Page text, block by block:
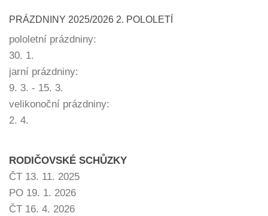
PRÁZDNINY 2025/2026 2. POLOLETÍ
pololetní prázdniny:
30. 1.
jarní prázdniny:
9. 3. - 15. 3.
velikonoční prázdniny:
2. 4.
RODIČOVSKÉ SCHŮZKY
ČT 13. 11. 2025
PO 19. 1. 2026
ČT 16. 4. 2026